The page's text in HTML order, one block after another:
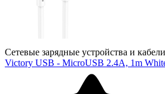
Сетевые зарядные устройства и кабели
Victory USB - MicroUSB 2.4A, 1m